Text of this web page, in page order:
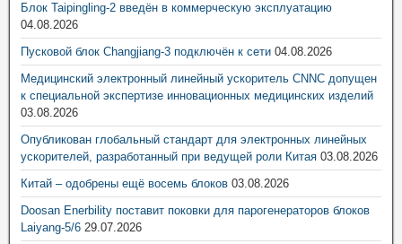
Блок Taipingling-2 введён в коммерческую эксплуатацию
04.08.2026
Пусковой блок Changjiang-3 подключён к сети 04.08.2026
Медицинский электронный линейный ускоритель CNNC допущен
к специальной экспертизе инновационных медицинских изделий
03.08.2026
Опубликован глобальный стандарт для электронных линейных
ускорителей, разработанный при ведущей роли Китая 03.08.2026
Китай – одобрены ещё восемь блоков 03.08.2026
Doosan Enerbility поставит поковки для парогенераторов блоков
Laiyang-5/6 29.07.2026